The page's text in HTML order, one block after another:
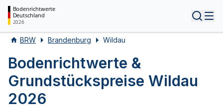
Bodenrichtwerte
Deutschland
2026
BRW Brandenburg Wildau
Bodenrichtwerte &
Grundstückspreise Wildau
2026